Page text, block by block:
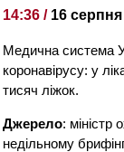
14:36 / 16
Медична система
коронавірусу: у
тисяч ліжок.
Джерело: міністр
недільному